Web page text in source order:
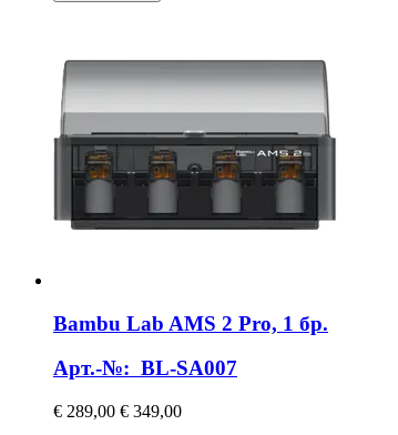
Bambu Lab AMS 2 Pro, 1 бр.
Арт.-№: BL-SA007
€ 289,00 € 349,00